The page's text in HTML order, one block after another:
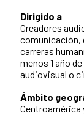
Dirigido a
Creadores
comunicación,
carreras
menos 1 año
audiovisual o
Ámbito
Centroamérica